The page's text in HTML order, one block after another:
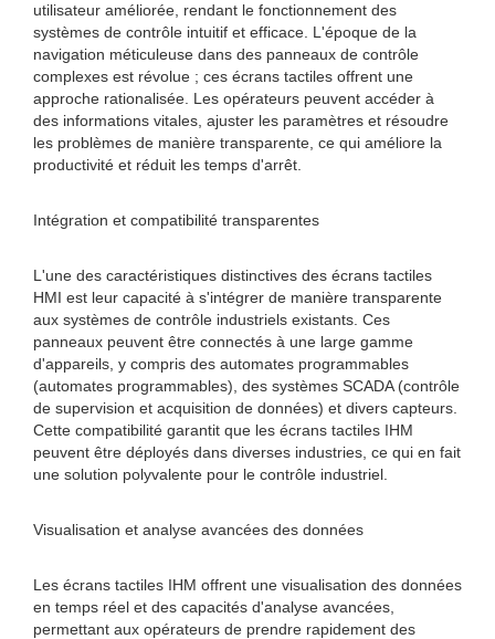
utilisateur améliorée, rendant le fonctionnement des
systèmes de contrôle intuitif et efficace. L'époque de la
navigation méticuleuse dans des panneaux de contrôle
complexes est révolue ; ces écrans tactiles offrent une
approche rationalisée. Les opérateurs peuvent accéder à
des informations vitales, ajuster les paramètres et résoudre
les problèmes de manière transparente, ce qui améliore la
productivité et réduit les temps d'arrêt.
Intégration et compatibilité transparentes
L'une des caractéristiques distinctives des écrans tactiles
HMI est leur capacité à s'intégrer de manière transparente
aux systèmes de contrôle industriels existants. Ces
panneaux peuvent être connectés à une large gamme
d'appareils, y compris des automates programmables
(automates programmables), des systèmes SCADA (contrôle
de supervision et acquisition de données) et divers capteurs.
Cette compatibilité garantit que les écrans tactiles IHM
peuvent être déployés dans diverses industries, ce qui en fait
une solution polyvalente pour le contrôle industriel.
Visualisation et analyse avancées des données
Les écrans tactiles IHM offrent une visualisation des données
en temps réel et des capacités d'analyse avancées,
permettant aux opérateurs de prendre rapidement des